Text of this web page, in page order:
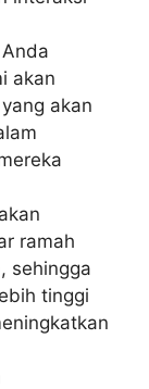
akan
akan
ramah
sehingga
tinggi